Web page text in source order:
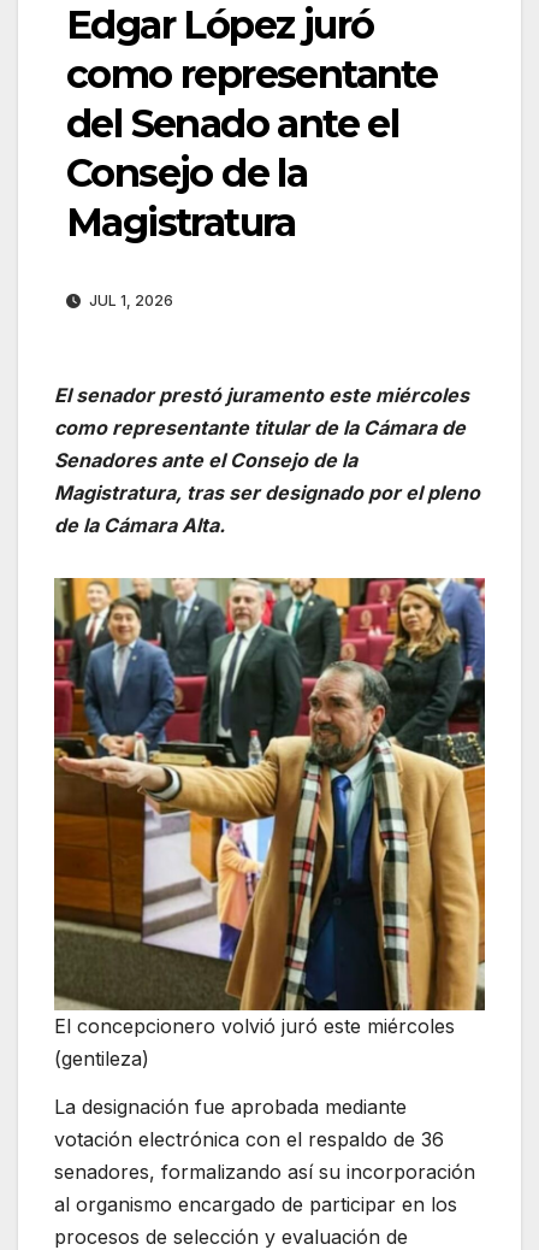
Edgar López juró
como representante
del Senado ante el
Consejo de la
Magistratura
JUL 1, 2026
El senador prestó juramento este miércoles
como representante titular de la Cámara de
Senadores ante el Consejo de la
Magistratura, tras ser designado por elpleno
de la Cámara Alta.
El concepcionero volvió juró este miércoles
(gentileza)
La designación fue aprobada mediante
votación electrónica con el respaldo de 36
senadores, formalizando así su incorporación
al organismo encargado de participar en los
procesos de selección y evaluación de